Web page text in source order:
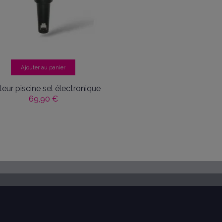
Ajouter au panier
piscine sel électronique
69,90 €